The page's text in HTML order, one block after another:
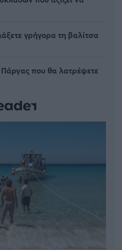
γρήγορα τη βαλίτσα
που θα λατρέψετε